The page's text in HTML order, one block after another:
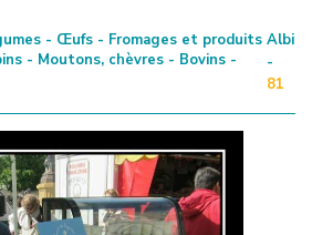
- Œufs - Fromages et produits
- Moutons, chèvres - Bovins -
Albi
-
81